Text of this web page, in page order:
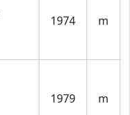
1974 m
1979 m